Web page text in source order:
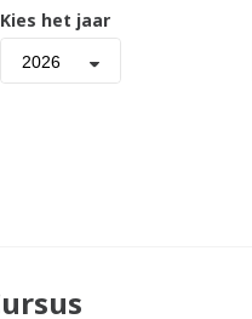
Kies het jaar
2026